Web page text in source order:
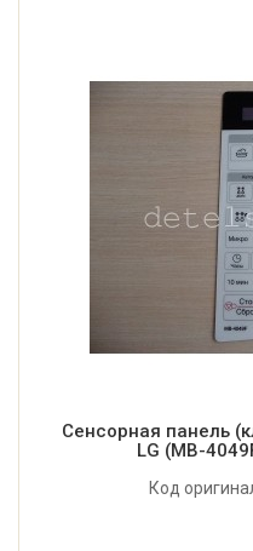
Сенсорная панель
LG (MB-
Код